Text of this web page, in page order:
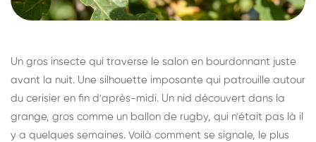
Un gros insecte qui traverse le salon en bourdonnant juste
avant la nuit. Une silhouette imposante qui patrouille autour
du cerisier en fin d'après-midi. Un nid découvert dans la
grange, gros comme un ballon de rugby, qui n'était pas là il
y a quelques semaines. Voilà comment se signale, le plus